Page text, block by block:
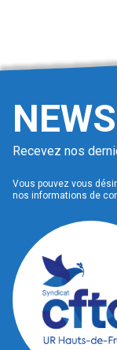
Recevez nos
Vous pouvez vous
nos informations de